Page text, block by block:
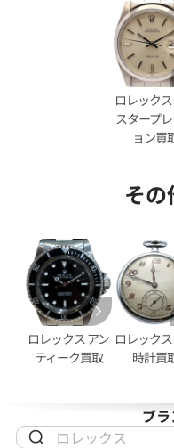
イトジャスト 126333NG
日時点の参考買取価格
ロレック
スタープ
ョン買
そ
ロレックス アン
ティーク買取
ロレック
時計買
ブ